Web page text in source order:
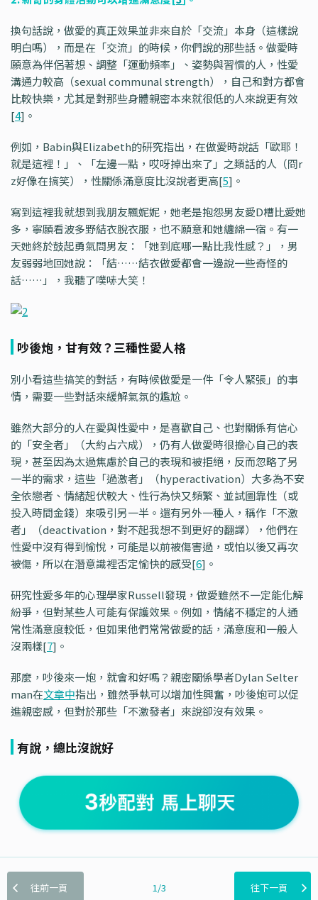
換句話說，做愛的真正效果並非來自於「交流」本身（這樣說
明白嗎），而是在「交流」的時候，你們說的那些話。做愛時
願意為伴侶著想、調整「運動頻率」、姿勢與習慣的人，性愛
溝通力較高（sexual communal strength），自己和對方都會
比較快樂，尤其是對那些身體親密本來就很低的人來說更有效
[4]。
例如，Babin與Elizabeth的研究指出，在做愛時說話「歐耶！
就是這裡！」、「左邊一點，哎呀掉出來了」之類話的人（冏r
z好像在搞笑），性關係滿意度比沒說者更高[5]。
寫到這裡我就想到我朋友飄妮妮，她老是抱怨男友愛D槽比愛她
多，寧願看波多野結衣脫衣服，也不願意和她纏綿一宿。有一
天她終於鼓起勇氣問男友：「她到底哪一點比我性感？」，男
友弱弱地回她說：「結……結衣做愛都會一邊說一些奇怪的
話……」，我聽了噗哧大笑！
吵後炮，甘有效？三種性愛人格
別小看這些搞笑的對話，有時候做愛是一件「令人緊張」的事
情，需要一些對話來緩解氣氛的尷尬。
雖然大部分的人在愛與性愛中，是喜歡自己、也對關係有信心
的「安全者」（大約占六成），仍有人做愛時很擔心自己的表
現，甚至因為太過焦慮於自己的表現和被拒絕，反而忽略了另
一半的需求，這些「過激者」（hyperactivation）大多為不安
全依戀者、情緒起伏較大、性行為快又頻繁、並試圖靠性（或
投入時間金錢）來吸引另一半。還有另外一種人，稱作「不激
者」（deactivation，對不起我想不到更好的翻譯），他們在
性愛中沒有得到愉悅，可能是以前被傷害過，或怕以後又再次
被傷，所以在潛意識裡否定愉快的感受[6]。
研究性愛多年的心理學家Russell發現，做愛雖然不一定能化解
紛爭，但對某些人可能有保護效果。例如，情緒不穩定的人通
常性滿意度較低，但如果他們常常做愛的話，滿意度和一般人
沒兩樣[7]。
那麼，吵後來一炮，就會和好嗎？親密關係學者Dylan Selter
man在文章中指出，雖然爭執可以增加性興奮，吵後炮可以促
進親密感，但對於那些「不激發者」來說卻沒有效果。
有說，總比沒說好
往前一頁 1/3 往下一頁